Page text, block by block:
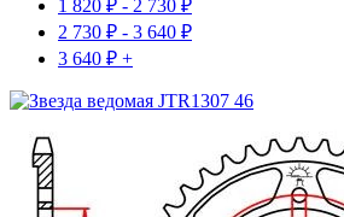
1 820 ₽ - 2 730 ₽
2 730 ₽ - 3 640 ₽
3 640 ₽ +